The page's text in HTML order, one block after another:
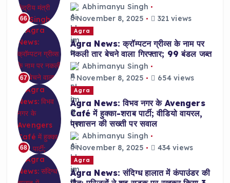
66
Abhimanyu Singh
November 8, 2025
321 views
67
Agra
Agra News: क्रॉम्पटन ग्रीव्स के नाम पर
नकली तार बेचने वाला गिरफ्तार; 99 बंडल जब्त
Abhimanyu Singh
November 8, 2025
654 views
68
Agra
Agra News: विभव नगर के Avengers
Café में हुक्का-शराब पार्टी; वीडियो वायरल,
प्रशासन की सख्ती पर सवाल
Abhimanyu Singh
November 8, 2025
434 views
Agra
Agra News: संदिग्ध हालात में कंपाउंडर की